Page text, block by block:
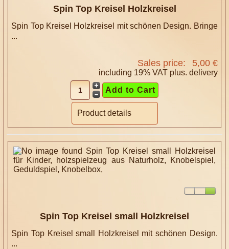
Spin Top Kreisel Holzkreisel
Spin Top Kreisel Holzkreisel mit schönen Design. Bringe
...
Sales price: 5,00 €
including 19% VAT plus. delivery
Product details
Spin Top Kreisel small Holzkreisel
Spin Top Kreisel small Holzkreisel mit schönen Design.
...